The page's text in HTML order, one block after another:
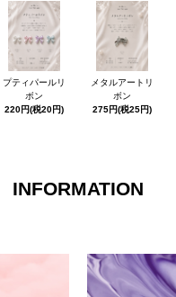
プティパールリ
ボン
220円(税20円)
メタルアートリ
ボン
275円(税25円)
INFORMATION